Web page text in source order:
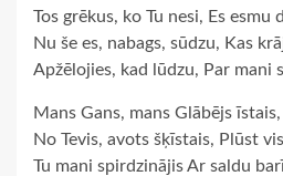
Tos grēkus, ko Tu nesi, Es esmu
Nu še es, nabags, sūdzu, Kas
Apžēlojies, kad lūdzu, Par mani
Mans Gans, mans Glābējs
No Tevis, avots šķīstais, Plūst
Tu mani spirdzinājis Ar saldu